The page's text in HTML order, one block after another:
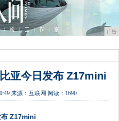
广告
亚今日发布 Z17mini
来源：互联网 阅读：1690
布 Z17mini